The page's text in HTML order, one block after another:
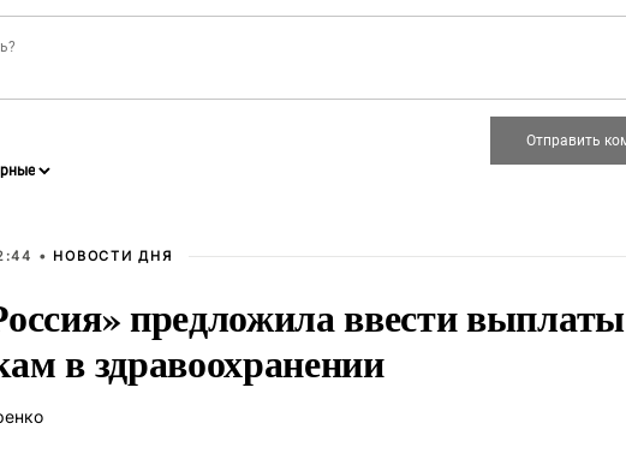
• НОВОСТИ ДНЯ
предложила ввести выплаты
в здравоохранении